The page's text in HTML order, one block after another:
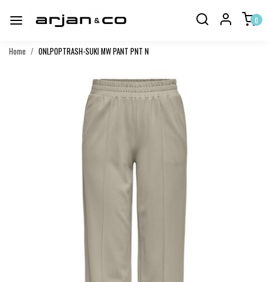
0
Home ONLPOPTRASH-SUKI MW PANT PNT N